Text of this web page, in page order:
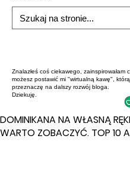
Znalazłeś coś ciekawego, zainspirowałam
możesz postawić mi "wirtualną kawę", którą
przeznaczę na dalszy rozwój bloga.
Dziekuję.
DOMINIKANA NA WŁASNĄ
WARTO ZOBACZYĆ. TOP 10